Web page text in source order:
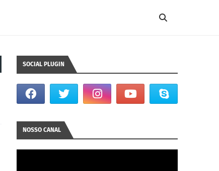
SOCIAL PLUGIN
NOSSO CANAL